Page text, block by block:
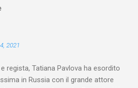
2021
regista, Tatiana Pavlova ha esordito
in Russia con il grande attore